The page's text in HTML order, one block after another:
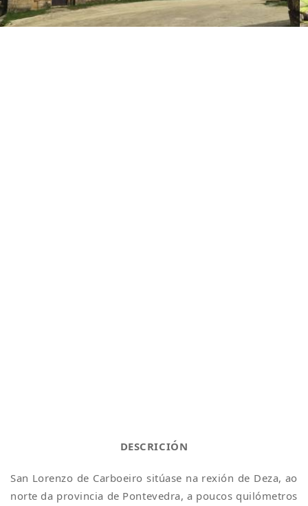
DESCRICIÓN
San Lorenzo de Carboeiro sitúase na rexión de Deza, ao
norte da provincia de Pontevedra, a poucos quilómetros